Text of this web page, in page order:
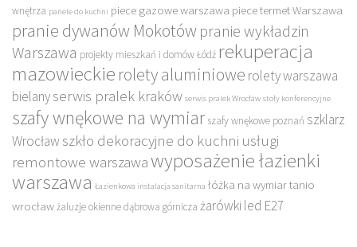
wnętrza panele do kuchni piece gazowe warszawa piece termet Warszawa
pranie dywanów Mokotów pranie wykładzin
Warszawa projekty mieszkań i domów Łódź rekuperacja
mazowieckie rolety aluminiowe rolety warszawa
bielanyserwis pralek kraków serwis pralek Wrocław stoły konferencyjne
szafy wnękowe na wymiar szafy wnękowe poznań szklarz
Wrocław szkło dekoracyjne do kuchni usługi
remontowe warszawawyposażenie łazienki
warszawa Łazienkowa instalacja sanitarna łóżka na wymiar tanio
wrocławżaluzje okienne dąbrowa górnicza żarówki led E27